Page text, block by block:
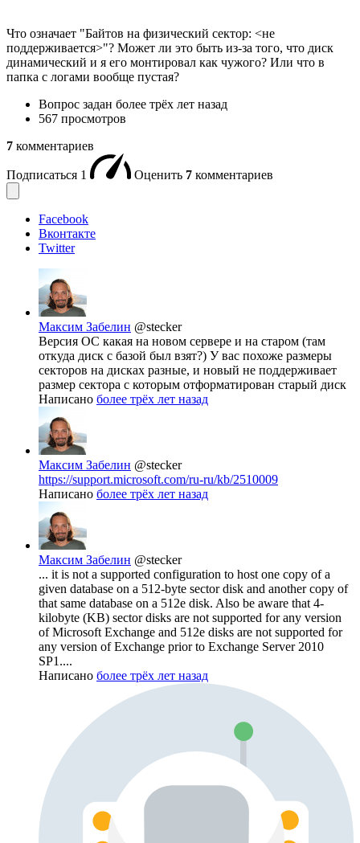
Что означает "Байтов на физический сектор: <не
поддерживается>"? Может ли это быть из-за того, что диск
динамический и я его монтировал как чужого? Или что в
папка с логами вообще пустая?
Вопрос задан более трёх лет назад
567 просмотров
7 комментариев
Подписаться 1 Оценить 7 комментариев
Facebook
Вконтакте
Twitter
Максим Забелин @stecker
Версия ОС какая на новом сервере и на старом (там
откуда диск с базой был взят?) У вас похоже размеры
секторов на дисках разные, и новый не поддерживает
размер сектора с которым отформатирован старый диск
Написано более трёх лет назад
Максим Забелин @stecker
https://support.microsoft.com/ru-ru/kb/2510009
Написано более трёх лет назад
Максим Забелин @stecker
... it is not a supported configuration to host one copy of a
given database on a 512-byte sector disk and another copy of
that same database on a 512e disk. Also be aware that 4-
kilobyte (KB) sector disks are not supported for any version
of Microsoft Exchange and 512e disks are not supported for
any version of Exchange prior to Exchange Server 2010
SP1....
Написано более трёх лет назад